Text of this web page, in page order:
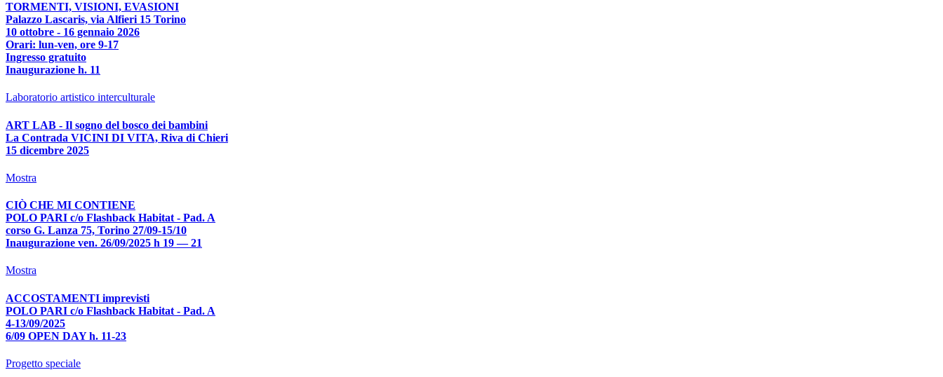
TORMENTI, VISIONI, EVASIONI
Palazzo Lascaris, via Alfieri 15 Torino
10 ottobre - 16 gennaio 2026
Orari: lun-ven, ore 9-17
Ingresso gratuito
Inaugurazione h. 11
Laboratorio artistico interculturale
ART LAB - Il sogno del bosco dei bambini
La Contrada VICINI DI VITA, Riva di Chieri
15 dicembre 2025
Mostra
CIÒ CHE MI CONTIENE
POLO PARI c/o Flashback Habitat - Pad. A
corso G. Lanza 75, Torino 27/09-15/10
Inaugurazione ven. 26/09/2025 h 19 — 21
Mostra
ACCOSTAMENTI imprevisti
POLO PARI c/o Flashback Habitat - Pad. A
4-13/09/2025
6/09 OPEN DAY h. 11-23
Progetto speciale